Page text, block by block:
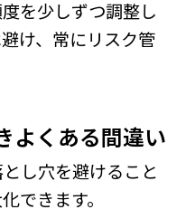
を少しずつ調整し
け、常にリスク管
よくある間違い
し穴を避けること
できます。